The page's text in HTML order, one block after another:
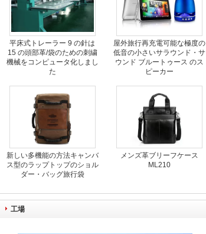
平床式トレーラー 9 の針は
15 の頭部革/袋のための刺繍
機械をコンピュータ化しまし
た
屋外旅行再充電可能な極度の
低音の小さいサラウンド・サ
ウンド ブルートゥース のス
ピーカー
新しい多機能の方法キャンバ
ス型のラップトップのショル
ダー・バッグ旅行袋
メンズ革ブリーフケース
ML210
工場